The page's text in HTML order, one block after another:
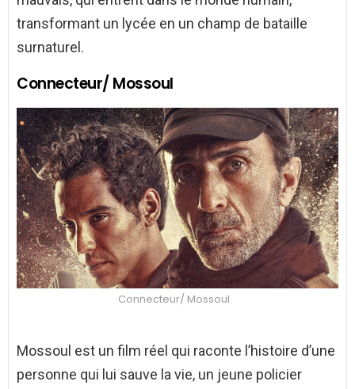
transformant un lycée en un champ de bataille
surnaturel.
Connecteur/ Mossoul
Connecteur/ Mossoul
Mossoul est un film réel qui raconte l’histoire d’une
personne qui lui sauve la vie, un jeune policier